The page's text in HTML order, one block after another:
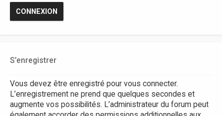
S’enregistrer
Vous devez être enregistré pour vous connecter.
L’enregistrement ne prend que quelques secondes et
augmente vos possibilités. L’administrateur du forum peut